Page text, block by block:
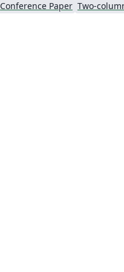
Conference Paper Two-